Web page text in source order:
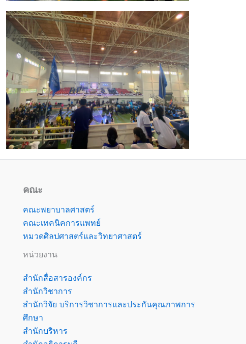
คณะ
คณะพยาบาลศาสตร์
คณะเทคนิคการแพทย์
หมวดศิลปศาสตร์และวิทยาศาสตร์
หน่วยงาน
สำนักสื่อสารองค์กร
สำนักวิชาการ
สำนักวิจัย บริการวิชาการและประกันคุณภาพการ
ศึกษา
สำนักบริหาร